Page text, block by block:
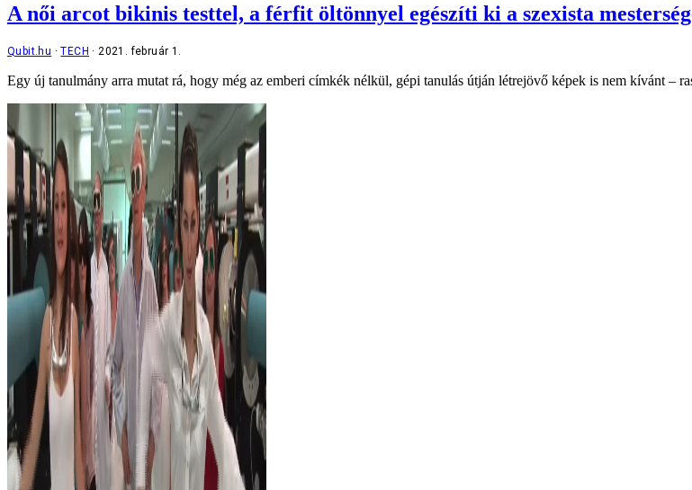
A női arcot bikinis testtel, a férfit öltönnyel egészíti ki a szexista
Qubit.hu TECH 2021. február 1.
Egy új tanulmány arra mutat rá, hogy még az emberi címkék nélkül, gépi tanulás útján létrejövő képek is nem kívánt –